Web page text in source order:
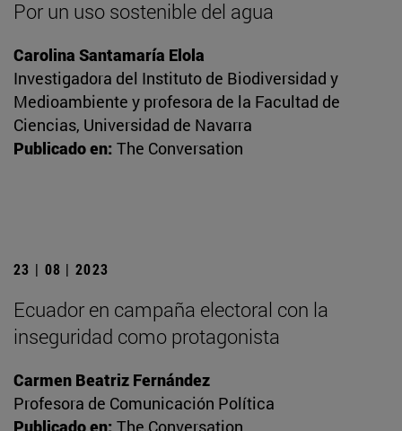
Por un uso sostenible del agua
Carolina Santamaría Elola
Investigadora del Instituto de Biodiversidad y
Medioambiente y profesora de la Facultad de
Ciencias, Universidad de Navarra
Publicado en: The Conversation
23 | 08 | 2023
Ecuador en campaña electoral con la
inseguridad como protagonista
Carmen Beatriz Fernández
Profesora de Comunicación Política
Publicado en: The Conversation